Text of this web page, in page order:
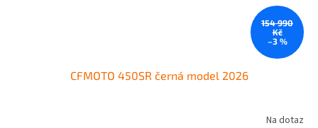
154 990
Kč
–3 %
CFMOTO 450SR černá model 2026
Na dotaz